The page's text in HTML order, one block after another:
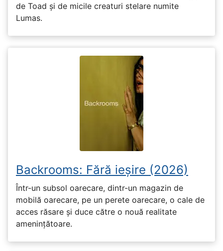
de Toad și de micile creaturi stelare numite
Lumas.
Backrooms: Fără ieșire (2026)
Într-un subsol oarecare, dintr-un magazin de
mobilă oarecare, pe un perete oarecare, o cale de
acces răsare și duce către o nouă realitate
amenințătoare.